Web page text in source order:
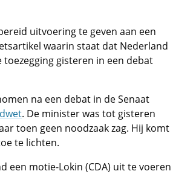
uitvoering te geven aan een
waarin staat dat Nederland
gisteren in een debat
na een debat in de Senaat
. De minister was tot gisteren
toen geen noodzaak zag. Hij komt
te lichten.
een motie-Lokin (CDA) uit te voeren